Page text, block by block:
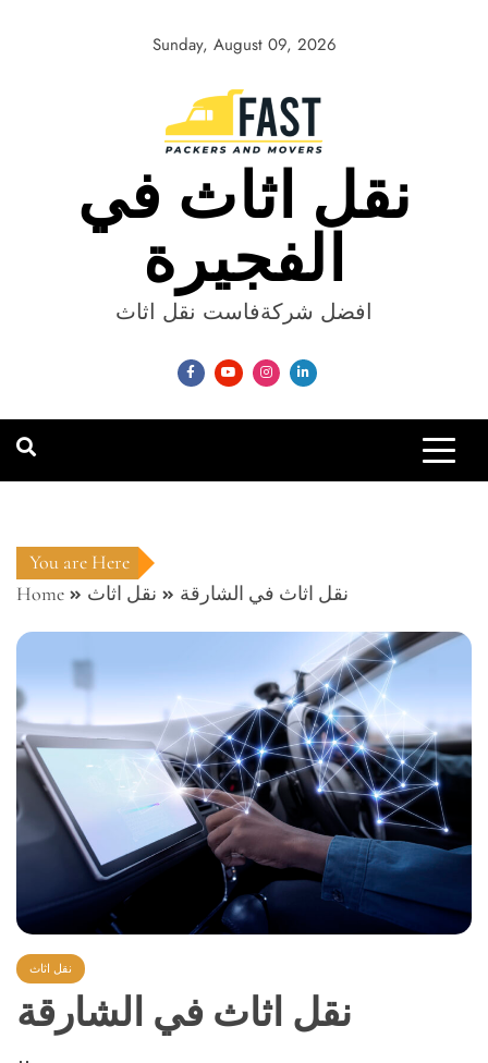
Sunday, August 09, 2026
نقل اثاث في
الفجيرة
افضل شركةفاست نقل اثاث
You are Here
Home
نقل اثاث نقل اثاث في الشارقة
نقل اثاث
نقل اثاث في الشارقة